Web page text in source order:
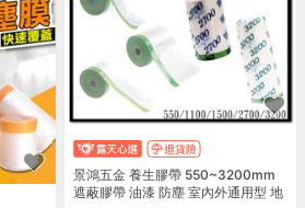
景鴻五金 養生膠帶 550~3200mm
遮蔽膠帶 油漆 防塵 室內外通用型 地